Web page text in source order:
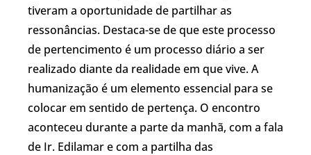
tiveram a oportunidade de partilhar as
ressonâncias. Destaca-se de que este processo
de pertencimento é um processo diário a ser
realizado diante da realidade em que vive. A
humanização é um elemento essencial para se
colocar em sentido de pertença. O encontro
aconteceu durante a parte da manhã, com a fala
de Ir. Edilamar e com a partilha das